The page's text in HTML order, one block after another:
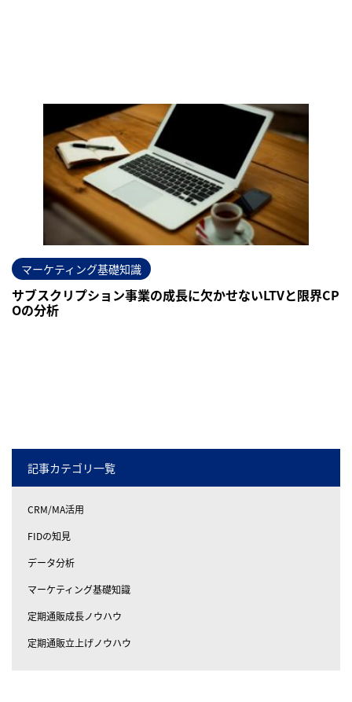
マーケティング基礎知識
サブスクリプション事業の成長に欠かせないLTVと限界CP
Oの分析
記事カテゴリ一覧
CRM/MA活用
FIDの知見
データ分析
マーケティング基礎知識
定期通販成長ノウハウ
定期通販立上げノウハウ